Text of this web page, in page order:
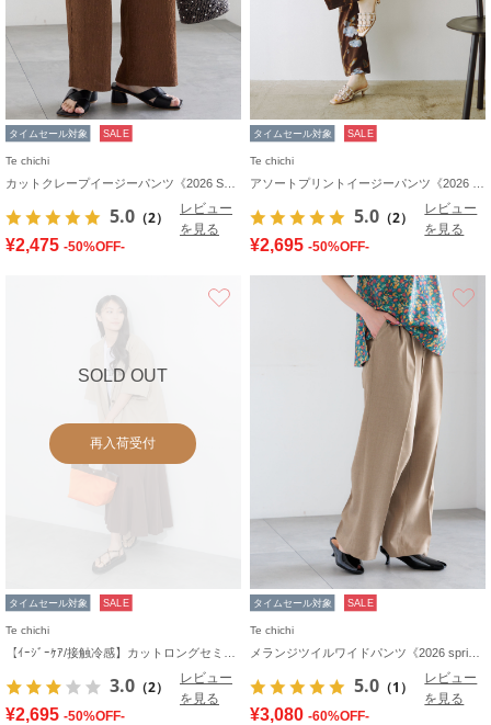
タイムセール対象 SALE
Te chichi
5.0 （2）
レビュー
を見る
¥2,475 -50%OFF-
タイムセール対象 SALE
Te chichi
5.0 （2）
レビュー
を見る
¥2,695 -50%OFF-
SOLD OUT
再入荷受付
タイムセール対象 SALE
Te chichi
3.0 （2）
レビュー
を見る
¥2,695 -50%OFF-
タイムセール対象 SALE
Te chichi
5.0 （1）
レビュー
を見る
¥3,080 -60%OFF-